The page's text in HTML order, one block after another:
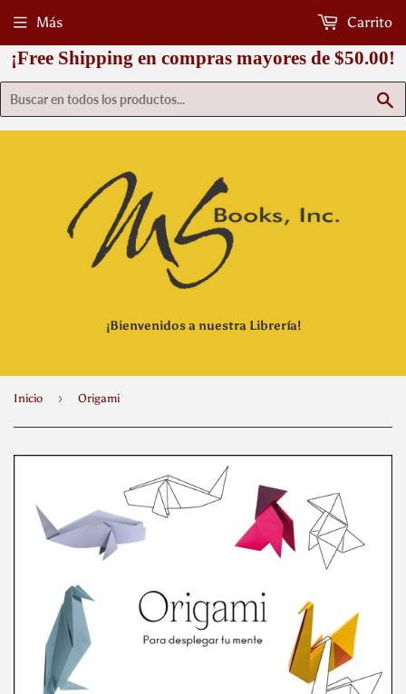
¡Free Shipping en compras mayores de $50.00!
¡Bienvenidos a nuestra Librería!
Más Carrito
Inicio › Origami